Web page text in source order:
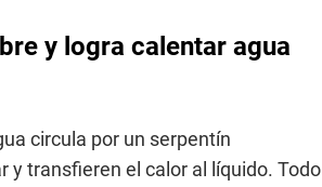
y logra calentar agua
circula por un serpentín
y transfieren el calor al líquido. Todo